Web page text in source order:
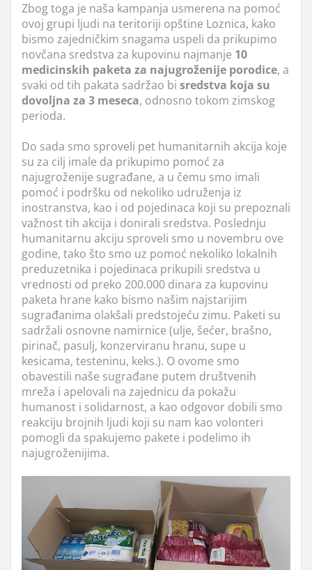
Zbog toga je naša kampanja usmerena na pomoć
ovoj grupi ljudi na teritoriji opštine Loznica, kako
bismo zajedničkim snagama uspeli da prikupimo
novčana sredstva za kupovinu najmanje 10
medicinskih paketa za najugroženije porodice, a
svaki od tih pakata sadržao bi sredstva koja su
dovoljna za 3 meseca, odnosno tokom zimskog
perioda.
Do sada smo sproveli pet humanitarnih akcija koje
su za cilj imale da prikupimo pomoć za
najugroženije sugrađane, a u čemu smo imali
pomoć i podršku od nekoliko udruženja iz
inostranstva, kao i od pojedinaca koji su prepoznali
važnost tih akcija i donirali sredstva. Poslednju
humanitarnu akciju sproveli smo u novembru ove
godine, tako što smo uz pomoć nekoliko lokalnih
preduzetnika i pojedinaca prikupili sredstva u
vrednosti od preko 200.000 dinara za kupovinu
paketa hrane kako bismo našim najstarijim
sugrađanima olakšali predstojeću zimu. Paketi su
sadržali osnovne namirnice (ulje, šećer, brašno,
pirinač, pasulj, konzerviranu hranu, supe u
kesicama, testeninu, keks.). O ovome smo
obavestili naše sugrađane putem društvenih
mreža i apelovali na zajednicu da pokažu
humanost i solidarnost, a kao odgovor dobili smo
reakciju brojnih ljudi koji su nam kao volonteri
pomogli da spakujemo pakete i podelimo ih
najugroženijima.